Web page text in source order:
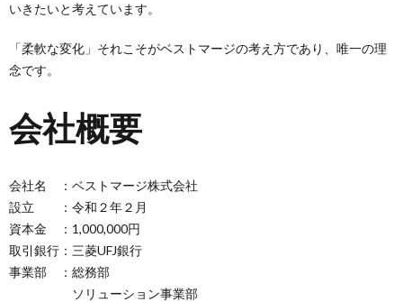
いきたいと考えています。
「柔軟な変化」それこそがベストマージの考え方であり、唯一の理
念です。
会社概要
会社名 ：ベストマージ株式会社
設立 ：令和２年２月
資本金 ：1,000,000円
取引銀行：三菱UFJ銀行
事業部 ：総務部
ソリューション事業部